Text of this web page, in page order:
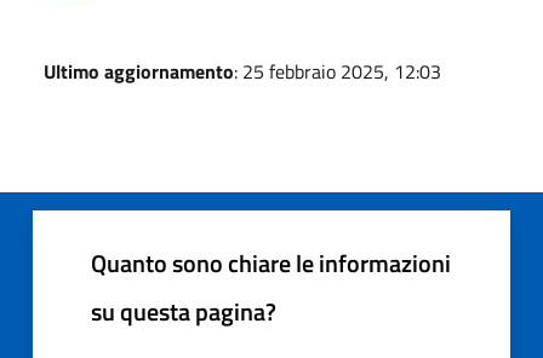
Ultimo aggiornamento: 25 febbraio 2025, 12:03
Quanto sono chiare le informazioni
su questa pagina?